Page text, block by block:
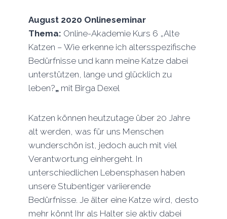
August 2020 Onlineseminar
Thema: Online-Akademie Kurs 6 „Alte
Katzen – Wie erkenne ich altersspezifische
Bedürfnisse und kann meine Katze dabei
unterstützen, lange und glücklich zu
leben?„ mit Birga Dexel
Katzen können heutzutage über 20 Jahre
alt werden, was für uns Menschen
wunderschön ist, jedoch auch mit viel
Verantwortung einhergeht. In
unterschiedlichen Lebensphasen haben
unsere Stubentiger variierende
Bedürfnisse. Je älter eine Katze wird, desto
mehr könnt Ihr als Halter sie aktiv dabei